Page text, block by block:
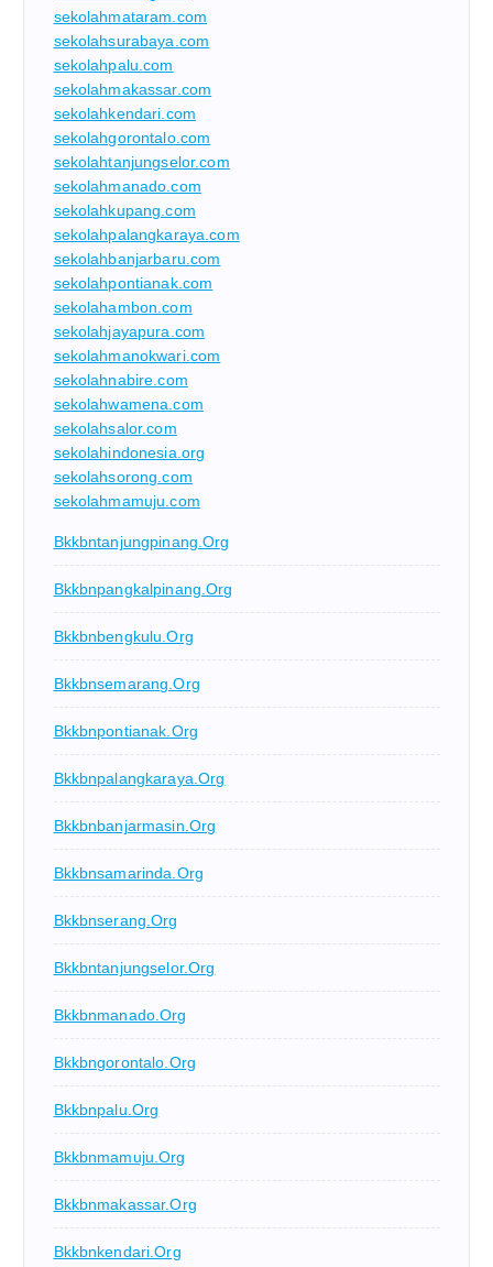
sekolahmataram.com
sekolahsurabaya.com
sekolahpalu.com
sekolahmakassar.com
sekolahkendari.com
sekolahgorontalo.com
sekolahtanjungselor.com
sekolahmanado.com
sekolahkupang.com
sekolahpalangkaraya.com
sekolahbanjarbaru.com
sekolahpontianak.com
sekolahambon.com
sekolahjayapura.com
sekolahmanokwari.com
sekolahnabire.com
sekolahwamena.com
sekolahsalor.com
sekolahindonesia.org
sekolahsorong.com
sekolahmamuju.com
Bkkbntanjungpinang.org
Bkkbnpangkalpinang.org
Bkkbnbengkulu.org
Bkkbnsemarang.org
Bkkbnpontianak.org
Bkkbnpalangkaraya.org
Bkkbnbanjarmasin.org
Bkkbnsamarinda.org
Bkkbnserang.org
Bkkbntanjungselor.org
Bkkbnmanado.org
Bkkbngorontalo.org
Bkkbnpalu.org
Bkkbnmamuju.org
Bkkbnmakassar.org
Bkkbnkendari.org